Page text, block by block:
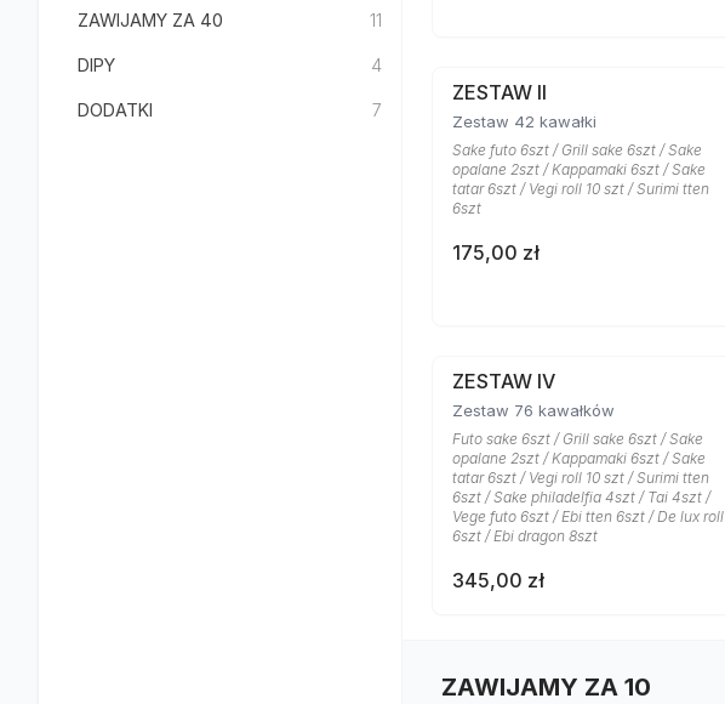
ZAWIJAMY ZA 40 11
DIPY 4
DODATKI 7
ZESTAW II
Zestaw 42 kawałki
Sake futo 6szt / Grill sake 6szt / Sake
opalane 2szt / Kappamaki 6szt / Sake
tatar 6szt / Vegi roll 10 szt / Surimi tten
6szt
175,00 zł
ZESTAW IV
Zestaw 76 kawałków
Futo sake 6szt / Grill sake 6szt / Sake
opalane 2szt / Kappamaki 6szt / Sake
tatar 6szt / Vegi roll 10 szt / Surimi tten
6szt / Sake philadelfia 4szt / Tai 4szt /
Vege futo 6szt / Ebi tten 6szt / De lux roll
6szt / Ebi dragon 8szt
345,00 zł
ZAWIJAMY ZA 10